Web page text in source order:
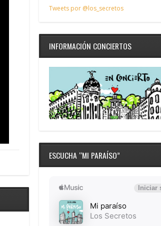
Tweets por @los_secretos
INFORMACIÓN CONCIERTOS
ESCUCHA “MI PARAÍSO”